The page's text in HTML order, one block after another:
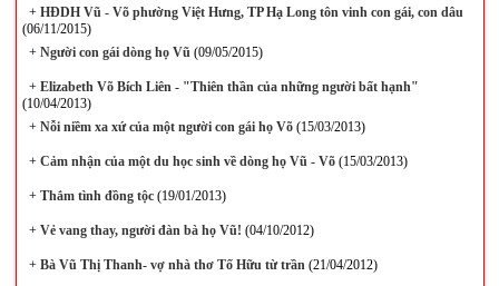
+HĐDH Vũ - Võ phường Việt Hưng, TP Hạ Long tôn vinh con gái, con dâu
(06/11/2015)
+Người con gái dòng họ Vũ(09/05/2015)
+Elizabeth Võ Bích Liên - "Thiên thần của những người bất hạnh"
(10/04/2013)
+Nỗi niềm xa xứ của một người con gái họ Võ(15/03/2013)
+Cảm nhận của một du học sinh về dòng họ Vũ - Võ(15/03/2013)
+Thắm tình đồng tộc(19/01/2013)
+Vẻ vang thay, người đàn bà họ Vũ! (04/10/2012)
+Bà Vũ Thị Thanh- vợ nhà thơ Tố Hữu từ trần(21/04/2012)